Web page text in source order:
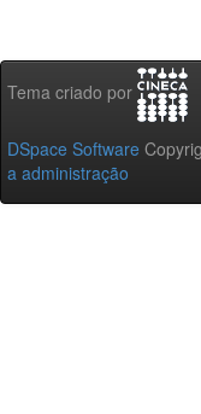
Tema criado por
DSpace Software
a administração